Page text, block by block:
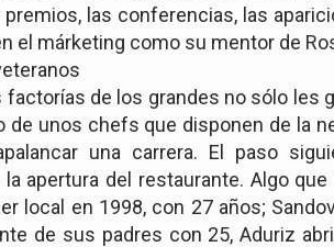
premios, las conferencias, las
el márketing como su mentor de
factorías de los grandes no sólo les
de unos chefs que disponen de la
una carrera. El paso
apertura del restaurante. Algo
local en 1998, con 27 años;
de sus padres con 25, Aduriz